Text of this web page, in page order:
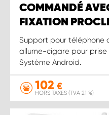
COMMANDÉ
FIXATION
Support pour téléphone
allume-cigare pour prise
Système Android.
102 €
HORS TAXES (TVA 21 %)